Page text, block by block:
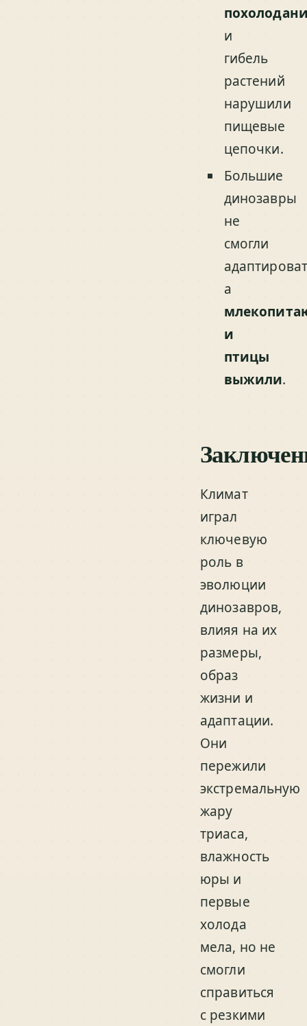
и
гибель
растений
нарушили
пищевые
цепочки.
Большие
динозавры
не
смогли
а
и
птицы
выжили.
Климат
играл
ключевую
роль в
эволюции
динозавров,
влияя на их
размеры,
образ
жизни и
адаптации.
Они
пережили
экстремальную
жару
триаса,
влажность
юры и
первые
холода
мела, но не
смогли
справиться
с резкими